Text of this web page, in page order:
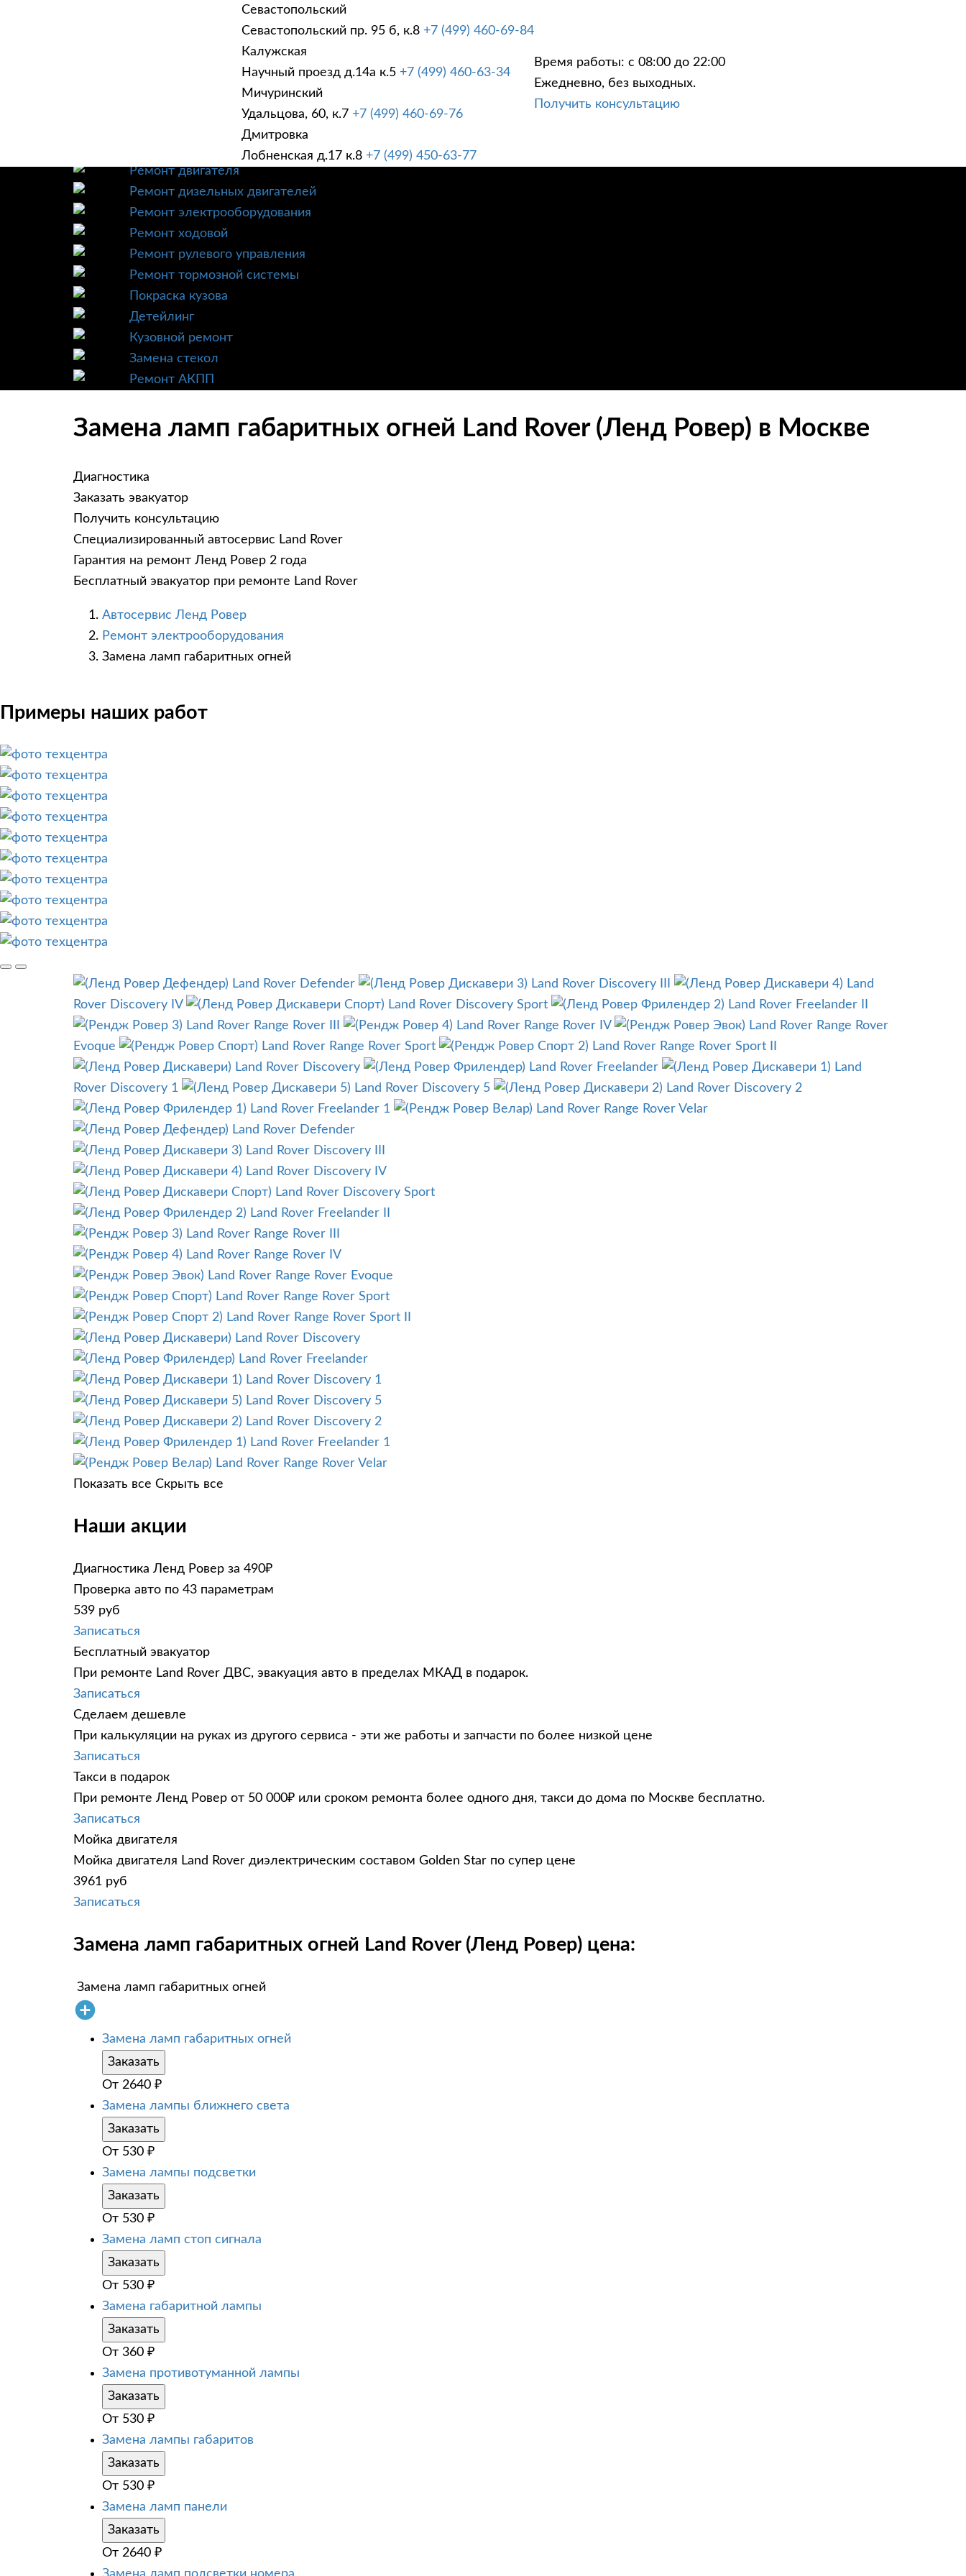
Севастопольский
Севастопольский пр. 95 б, к.8 +7 (499) 460-69-84
Калужская
Научный проезд д.14а к.5 +7 (499) 460-63-34
Мичуринский
Удальцова, 60, к.7 +7 (499) 460-69-76
Дмитровка
Лобненская д.17 к.8 +7 (499) 450-63-77
Время работы: с 08:00 до 22:00
Ежедневно, без выходных.
Получить консультацию
УСЛУГИ АКЦИИ
Техническое обслуживание
Ремонт трансмиссии
Ремонт двигателя
Ремонт дизельных двигателей
Ремонт электрооборудования
Ремонт ходовой
Ремонт рулевого управления
Ремонт тормозной системы
Покраска кузова
Детейлинг
Кузовной ремонт
Замена стекол
Ремонт АКПП
Замена ламп габаритных огней Land Rover (Ленд Ровер) в Москве
Диагностика
Заказать эвакуатор
Получить консультацию
Специализированный автосервис Land Rover
Гарантия на ремонт Ленд Ровер 2 года
Бесплатный эвакуатор при ремонте Land Rover
Автосервис Ленд Ровер
Ремонт электрооборудования
Замена ламп габаритных огней
Примеры наших работ
Land Rover Defender Land Rover Discovery III
Land
Rover Discovery IV
Land Rover Discovery Sport
Land Rover Freelander II
Land Rover Range Rover III
Land Rover Range Rover IV
Land Rover Range Rover
Evoque
Land Rover Range Rover Sport
Land Rover Range Rover Sport II
Land Rover Discovery
Land Rover Freelander
Land
Rover Discovery 1
Land Rover Discovery 5
Land Rover Discovery 2
Land Rover Freelander 1
Land Rover Range Rover Velar
Land Rover Defender
Land Rover Discovery III
Land Rover Discovery IV
Land Rover Discovery Sport
Land Rover Freelander II
Land Rover Range Rover III
Land Rover Range Rover IV
Land Rover Range Rover Evoque
Land Rover Range Rover Sport
Land Rover Range Rover Sport II
Land Rover Discovery
Land Rover Freelander
Land Rover Discovery 1
Land Rover Discovery 5
Land Rover Discovery 2
Land Rover Freelander 1
Land Rover Range Rover Velar
Показать все Скрыть все
Наши акции
Диагностика Ленд Ровер за 490₽
Проверка авто по 43 параметрам
539 руб
Записаться
Бесплатный эвакуатор
При ремонте Land Rover ДВС, эвакуация авто в пределах МКАД в подарок.
Записаться
Сделаем дешевле
При калькуляции на руках из другого сервиса - эти же работы и запчасти по более низкой цене
Записаться
Такси в подарок
При ремонте Ленд Ровер от 50 000₽ или сроком ремонта более одного дня, такси до дома по Москве бесплатно.
Записаться
Мойка двигателя
Мойка двигателя Land Rover диэлектрическим составом Golden Star по супер цене
3961 руб
Записаться
Замена ламп габаритных огней Land Rover (Ленд Ровер) цена:
Замена ламп габаритных огней
Замена ламп габаритных огней
Заказать
От 2640 ₽
Замена лампы ближнего света
Заказать
От 530 ₽
Замена лампы подсветки
Заказать
От 530 ₽
Замена ламп стоп сигнала
Заказать
От 530 ₽
Замена габаритной лампы
Заказать
От 360 ₽
Замена противотуманной лампы
Заказать
От 530 ₽
Замена лампы габаритов
Заказать
От 530 ₽
Замена ламп панели
Заказать
От 2640 ₽